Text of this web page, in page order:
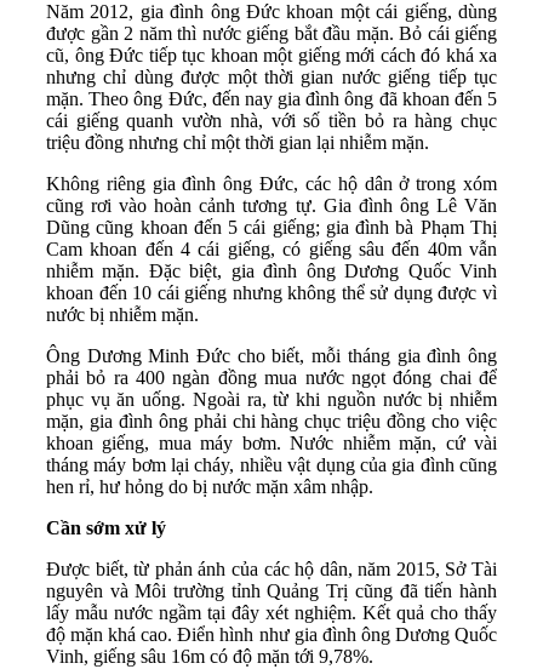
Năm 2012, gia đình ông Đức khoan một cái giếng, dùng
được gần 2 năm thì nước giếng bắt đầu mặn. Bỏ cái giếng
cũ, ông Đức tiếp tục khoan một giếng mới cách đó khá xa
nhưng chỉ dùng được một thời gian nước giếng tiếp tục
mặn. Theo ông Đức, đến nay gia đình ông đã khoan đến 5
cái giếng quanh vườn nhà, với số tiền bỏ ra hàng chục
triệu đồng nhưng chỉ một thời gian lại nhiễm mặn.
Không riêng gia đình ông Đức, các hộ dân ở trong xóm
cũng rơi vào hoàn cảnh tương tự. Gia đình ông Lê Văn
Dũng cũng khoan đến 5 cái giếng; gia đình bà Phạm Thị
Cam khoan đến 4 cái giếng, có giếng sâu đến 40m vẫn
nhiễm mặn. Đặc biệt, gia đình ông Dương Quốc Vinh
khoan đến 10 cái giếng nhưng không thể sử dụng được vì
nước bị nhiễm mặn.
Ông Dương Minh Đức cho biết, mỗi tháng gia đình ông
phải bỏ ra 400 ngàn đồng mua nước ngọt đóng chai để
phục vụ ăn uống. Ngoài ra, từ khi nguồn nước bị nhiễm
mặn, gia đình ông phải chi hàng chục triệu đồng cho việc
khoan giếng, mua máy bơm. Nước nhiễm mặn, cứ vài
tháng máy bơm lại cháy, nhiều vật dụng của gia đình cũng
hen rỉ, hư hỏng do bị nước mặn xâm nhập.
Cần sớm xử lý
Được biết, từ phản ánh của các hộ dân, năm 2015, Sở Tài
nguyên và Môi trường tỉnh Quảng Trị cũng đã tiến hành
lấy mẫu nước ngầm tại đây xét nghiệm. Kết quả cho thấy
độ mặn khá cao. Điển hình như gia đình ông Dương Quốc
Vinh, giếng sâu 16m có độ mặn tới 9,78%.